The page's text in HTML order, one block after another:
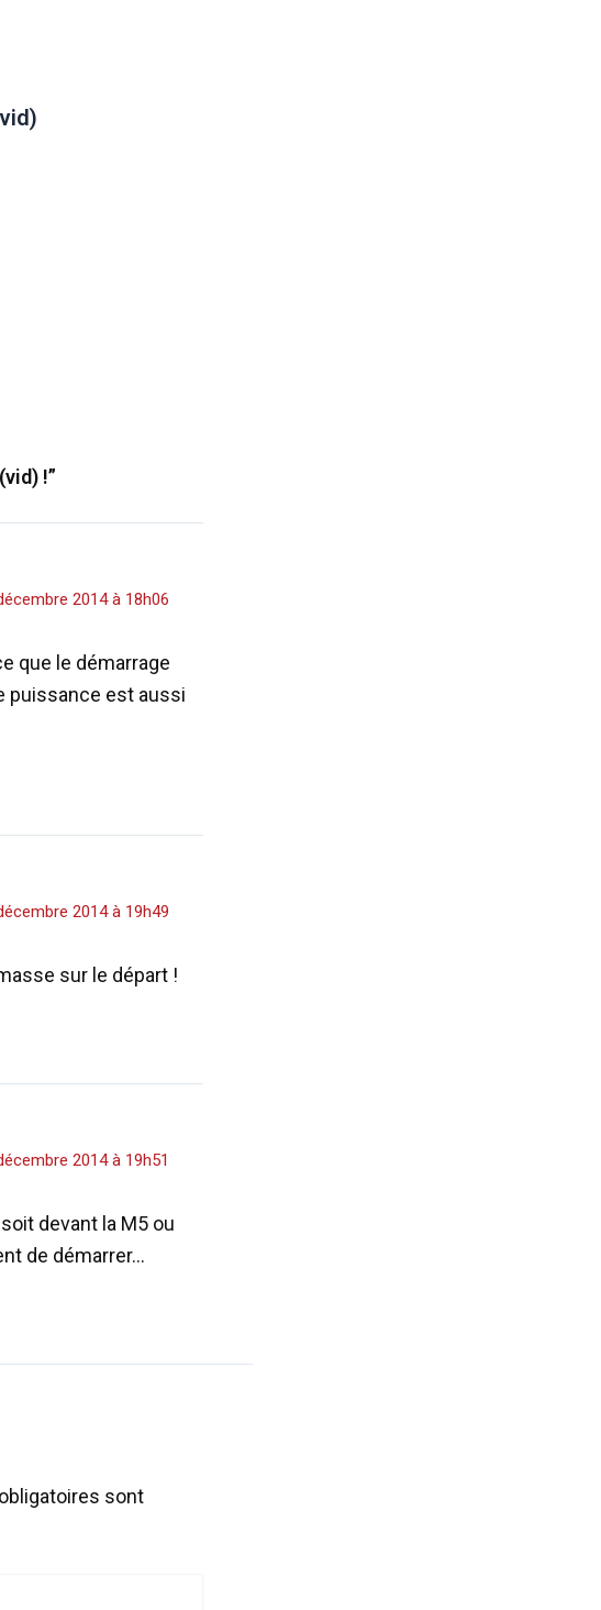
!”
2014 à 18h06
que le démarrage
puissance est aussi
2014 à 19h49
sur le départ !
2014 à 19h51
devant la M5 ou
de démarrer…
sont